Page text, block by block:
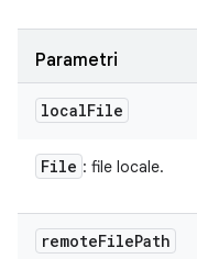
Parametri
localFile
File : file locale.
remoteFilePath